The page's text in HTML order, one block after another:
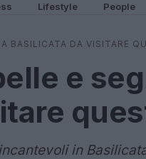
Lifestyle People
BASILICATA DA VISITARE
e
in